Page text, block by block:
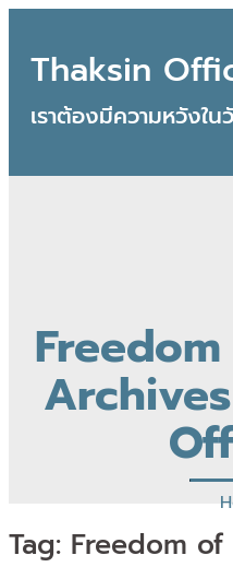
Thaksin
เราต้องมีความหวังใ
Tag: Freedom of